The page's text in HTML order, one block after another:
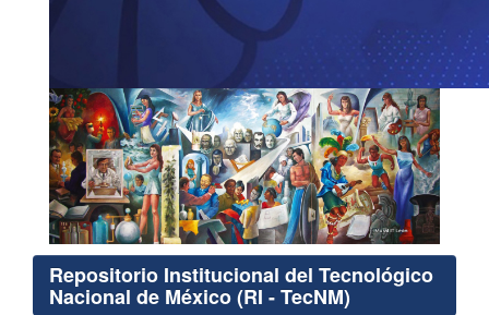
Repositorio Institucional del Tecnológico
Nacional de México (RI - TecNM)